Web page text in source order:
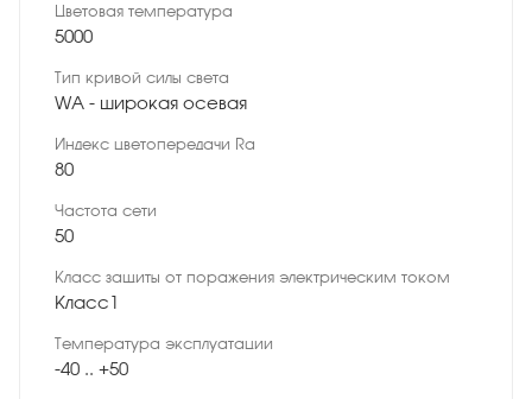
Цветовая температура
5000
Тип кривой силы света
WA - широкая осевая
Индекс цветопередачи Ra
80
Частота сети
50
Класс защиты от поражения электрическим током
Класс1
Температура эксплуатации
-40 .. +50